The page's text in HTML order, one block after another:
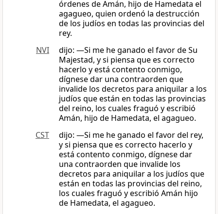
órdenes de Amán, hijo de Hamedata el
agagueo, quien ordenó la destrucción
de los judíos en todas las provincias del
rey.
NVI
dijo: —Si me he ganado el favor de Su
Majestad, y si piensa que es correcto
hacerlo y está contento conmigo,
dígnese dar una contraorden que
invalide los decretos para aniquilar a los
judíos que están en todas las provincias
del reino, los cuales fraguó y escribió
Amán, hijo de Hamedata, el agagueo.
CST
dijo: ―Si me he ganado el favor del rey,
y si piensa que es correcto hacerlo y
está contento conmigo, dígnese dar
una contraorden que invalide los
decretos para aniquilar a los judíos que
están en todas las provincias del reino,
los cuales fraguó y escribió Amán hijo
de Hamedata, el agagueo.